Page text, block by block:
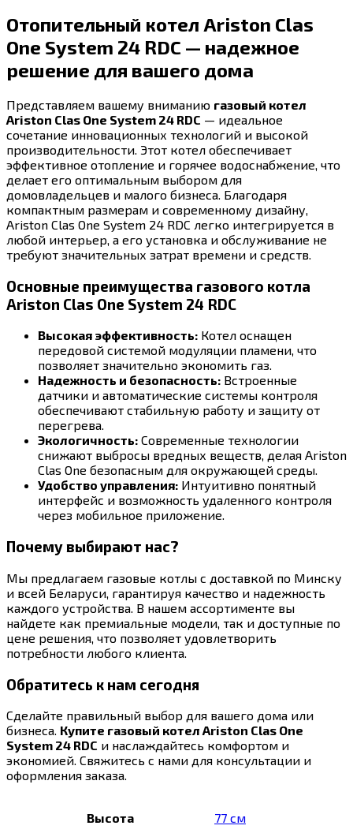
Отопительный котел Ariston Clas
One System 24 RDC — надежное
решение для вашего дома
Представляем вашему вниманию газовый котел
Ariston Clas One System 24 RDC — идеальное
сочетание инновационных технологий и высокой
производительности. Этот котел обеспечивает
эффективное отопление и горячее водоснабжение, что
делает его оптимальным выбором для
домовладельцев и малого бизнеса. Благодаря
компактным размерам и современному дизайну,
Ariston Clas One System 24 RDC легко интегрируется в
любой интерьер, а его установка и обслуживание не
требуют значительных затрат времени и средств.
Основные преимущества газового котла
Ariston Clas One System 24 RDC
Высокая эффективность: Котел оснащен
передовой системой модуляции пламени, что
позволяет значительно экономить газ.
Надежность и безопасность: Встроенные
датчики и автоматические системы контроля
обеспечивают стабильную работу и защиту от
перегрева.
Экологичность: Современные технологии
снижают выбросы вредных веществ, делая Ariston
Clas One безопасным для окружающей среды.
Удобство управления: Интуитивно понятный
интерфейс и возможность удаленного контроля
через мобильное приложение.
Почему выбирают нас?
Мы предлагаем газовые котлы с доставкой по Минску
и всей Беларуси, гарантируя качество и надежность
каждого устройства. В нашем ассортименте вы
найдете как премиальные модели, так и доступные по
цене решения, что позволяет удовлетворить
потребности любого клиента.
Обратитесь к нам сегодня
Сделайте правильный выбор для вашего дома или
бизнеса. Купите газовый котел Ariston Clas One
System 24 RDC и наслаждайтесь комфортом и
экономией. Свяжитесь с нами для консультации и
оформления заказа.
Высота 77 см